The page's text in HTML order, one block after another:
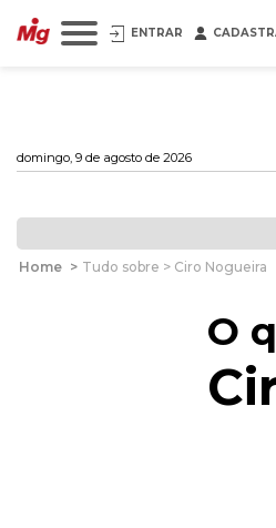
ENTRAR
domingo, 9 de agosto de 2026
Home > Tudo sobre > Ciro Nogueira
O